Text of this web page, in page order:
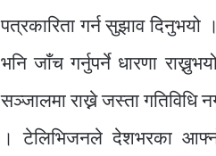
पत्रकारिता गर्न सुझाव
भनि जाँच गर्नुपर्ने धारणा
सञ्जालमा राख्ने जस्ता गतिविधि
। टेलिभिजनले देशभरका आफ्नो